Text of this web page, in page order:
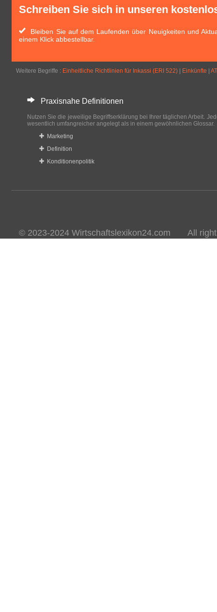
Schreiben Sie sich in unseren
Bleiben Sie auf dem Laufenden über Neuigkeiten und
einem Klick abbestellbar.
Weitere Begriffe : Einheitliche Richtlinien für Inkassi (ERI 522) Einkünfte
Praxisnahe Definitionen
Nutzen Sie die jeweilige Begriffserklärung bei Ihrer täglichen Arbeit.
wesentlich umfangreicher angelegt als in einem gewöhnlichen Glossar.
Marketing
Definition
Konditionenpolitik
© 2023-2024 Wirtschaftslexikon24.com All